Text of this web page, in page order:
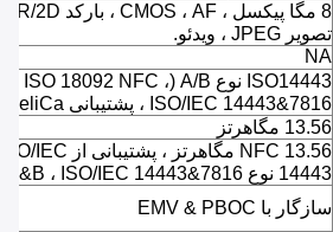
تصویر JPEG ، ویدئو.
NA
ISO14443 نوع A/B (ISO 18092 NFC ،
ISO/IEC 14443&7816 ، پشتیبانی FeliCa)
13.56 مگاهرتز
NFC 13.56 مگاهرتز ، پشتیبانی از ISO/IEC
14443 نوع A&B ، ISO/IEC 14443&7816
سازگار با EMV & PBOC